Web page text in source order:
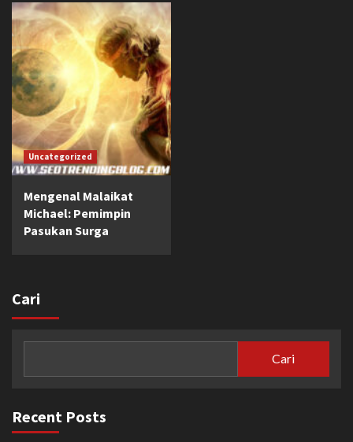
Uncategorized
Mengenal Malaikat
Michael: Pemimpin
Pasukan Surga
Cari
Cari
Recent Posts